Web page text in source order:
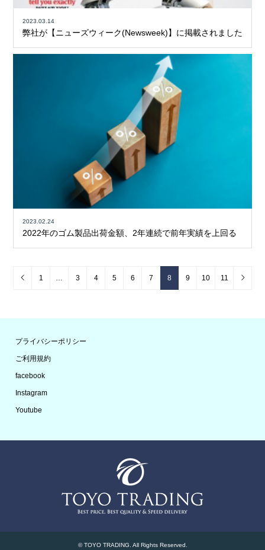
2023.03.14
弊社が【ニューズウィーク(Newsweek)】に掲載されました
2023.02.24
2022年のゴム製品出荷金額、2年連続で前年実績を上回る
1 3 4 5 6 7 8 9 10 11
プライバシーポリシー
ご利用規約
facebook
Instagram
Youtube
©TOYO TRADING . All Rights Reserved.